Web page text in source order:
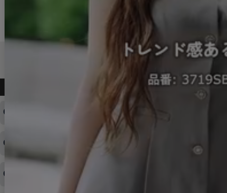
よくある質問
ログインID・パスワードを忘れてしまった
◆下記ページより、ログインIDの変更が可能です。
ログイン情報をお忘れの方はコチラ＞＞
注文内容の変更・キャンセルをしたい
◆即日発送を行なっている関係上、午後以降のご連絡やキャンセル
はご対応できない場合がございます。
どのような支払方法が可能ですか？